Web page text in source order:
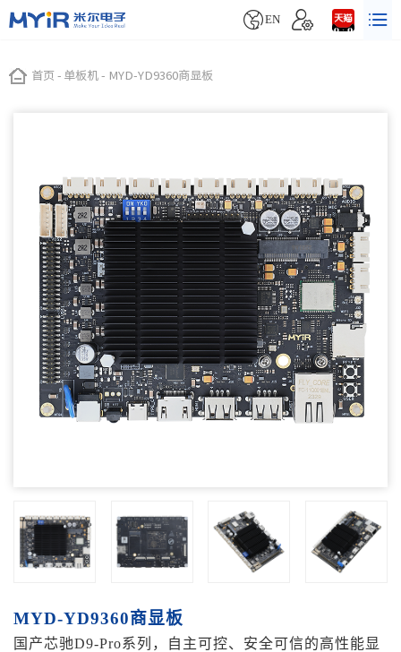

EN 
首页 - 单板机 - MYD-YD9360商显板
MYD-YD9360商显板
国产芯驰D9-Pro系列，自主可控、安全可信的高性能显